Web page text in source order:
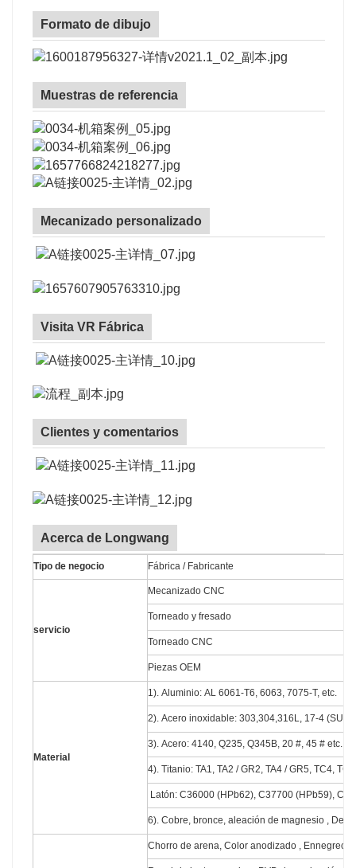
Formato de dibujo
Muestras de referencia
Mecanizado personalizado
Visita VR Fábrica
Clientes y comentarios
Acerca de Longwang
Tipo de negocio Fábrica / Fabricante
servicio
Mecanizado CNC
Torneado y fresado
Torneado CNC
Piezas OEM
Material
1). Aluminio: AL 6061-T6, 6063, 7075-T, etc.
2). Acero inoxidable: 303,304,316L, 17-4
3). Acero: 4140, Q235, Q345B, 20 #, 45 # etc.
4). Titanio: TA1, TA2 / GR2, TA4 / GR5, TC4,
Latón: C36000 (HPb62), C37700 (HPb59),
6). Cobre, bronce, aleación de magnesio ,
Chorro de arena, Color anodizado ,